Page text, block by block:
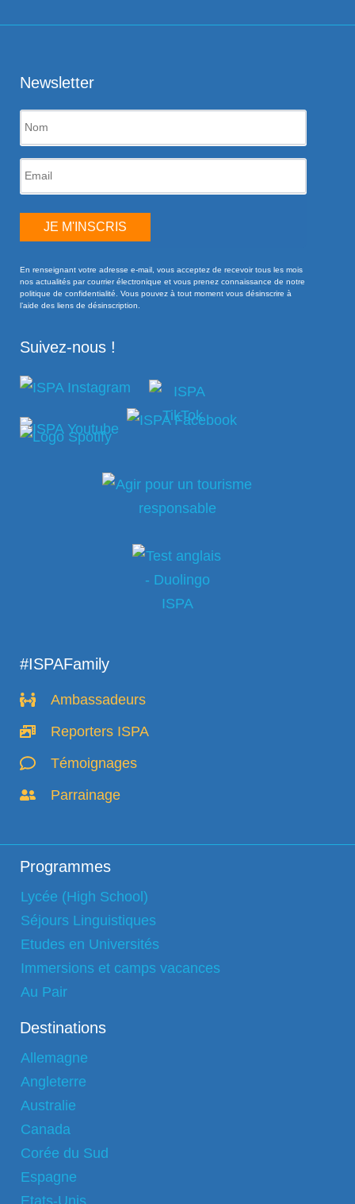
Newsletter
JE M'INSCRIS
En renseignant votre adresse e-mail, vous acceptez de recevoir tous les mois
nos actualités par courrier électronique et vous prenez connaissance de notre
politique de confidentialité. Vous pouvez à tout moment vous désinscrire à
l’aide des liens de désinscription.
Suivez-nous !
#ISPAFamily
Ambassadeurs
Reporters ISPA
Témoignages
Parrainage
Programmes
Lycée (High School)
Séjours Linguistiques
Etudes en Universités
Immersions et camps vacances
Au Pair
Destinations
Allemagne
Angleterre
Australie
Canada
Corée du Sud
Espagne